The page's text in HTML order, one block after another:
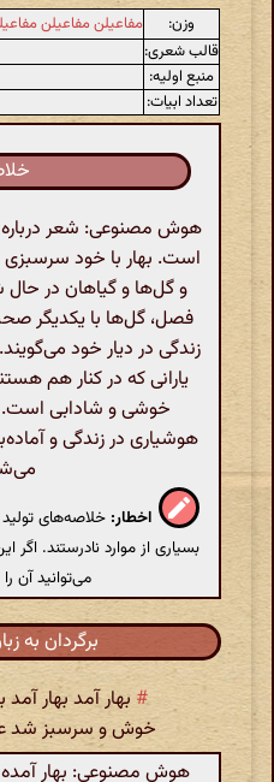
وزن:
مفاعیلن مفاعیلن
قالب شعری:
منبع اولیه:
تعداد ابیات:
هوش مصنوعی: شعر درباره
است. بهار با خود
و گل‌ها و گیاهان در
فصل، گل‌ها با یکدیگر
زندگی در دیار خود
یارانی که در کنار هم
خوشی و شادابی است.
هوشیاری در زندگی و
اخطار: خلاصه‌های
بسیاری از موارد نادرستند.
می‌توانید آن را
برگردان به
# بهار آمد بهار
خوش و سرسبز شد
هوش مصنوعی: بهار آمده